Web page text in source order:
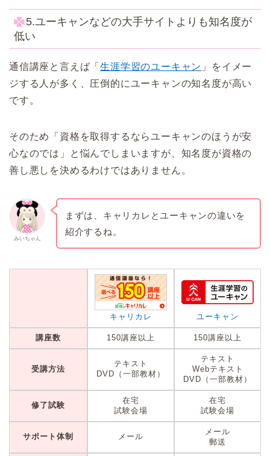
5.ユーキャンなどの大手サイトよりも知名度が
低い
通信講座と言えば「生涯学習のユーキャン 」をイメー
ジする人が多く、圧倒的にユーキャンの知名度が高い
です。
そのため「資格を取得するならユーキャンのほうが安
心なのでは」と悩んでしまいますが、知名度が資格の
善し悪しを決めるわけではありません。
みいちゃん
まずは、キャリカレとユーキャンの違いを
紹介するね。
キャリカレ ユーキャン
講座数 150講座以上 150講座以上
受講方法
テキスト
DVD（一部教材）
テキスト
Webテキスト
DVD（一部教材）
修了試験
在宅
試験会場
在宅
試験会場
サポート体制 メール
メール
郵送